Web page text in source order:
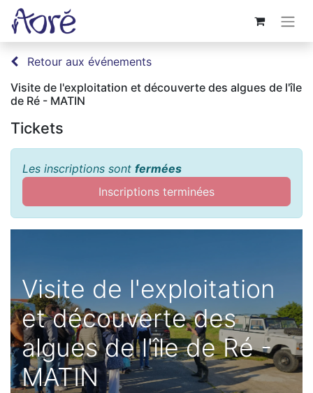
Retour aux événements
Visite de l'exploitation et découverte des algues de l'île
de Ré - MATIN
Tickets
Les inscriptions sont fermées
Inscriptions terminées
Visite de l'exploitation
et découverte des
algues de l'île de Ré -
MATIN